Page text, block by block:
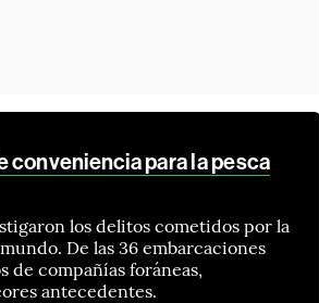
conveniencia para la pesca
los delitos cometidos por la
De las 36 embarcaciones
de compañías foráneas,
antecedentes.